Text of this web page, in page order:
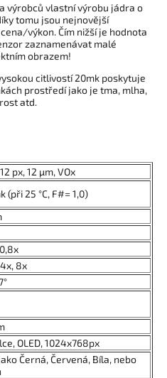
výrobců vlastní výrobu jádra o
tomu jsou nejnovější
výkon. Čím nižší je hodnota
zaznamenávat malé
obrazem!
citlivostí 20mk poskytuje
prostředí jako je tma, mlha,
atd.
px, 12 µm, VOx
(při 25 °C, F#= 1,0)
8x
OLED, 1024x768px
Černá, Červená, Bíla, nebo